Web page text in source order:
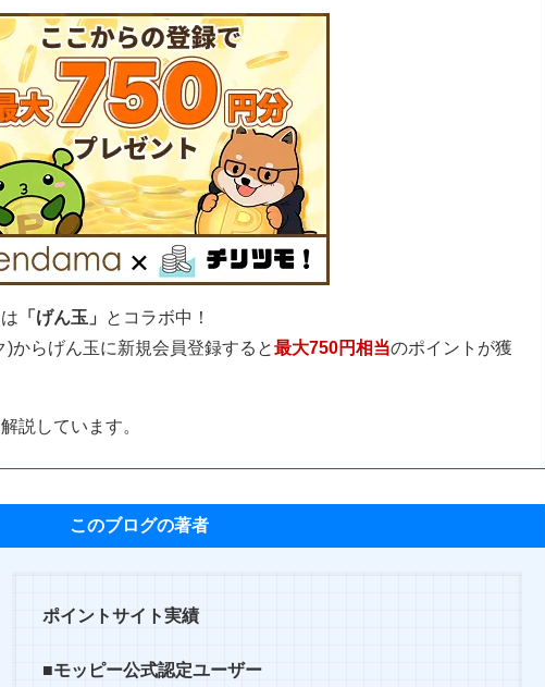
は 「げん玉」
とコラボ中！
からげん玉に新規会員登録すると最大750円相当のポイントが獲
説しています。
このブログの著者
ポイントサイト実績
■モッピー公式認定ユーザー